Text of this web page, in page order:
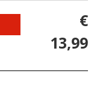
€
13,99